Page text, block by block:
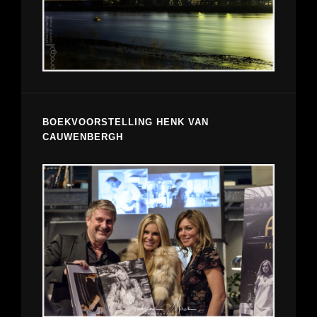
BOEKVOORSTELLING HENK VAN
CAUWENBERGH